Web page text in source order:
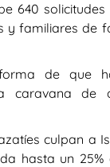
640
y familiares de
de que
caravana de
culpan a
hasta un 25%